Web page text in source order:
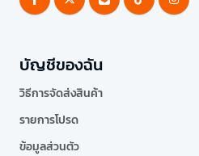
บัญชีของฉัน
วิธีการจัดส่งสินค้า
รายการโปรด
ข้อมูลส่วนตัว